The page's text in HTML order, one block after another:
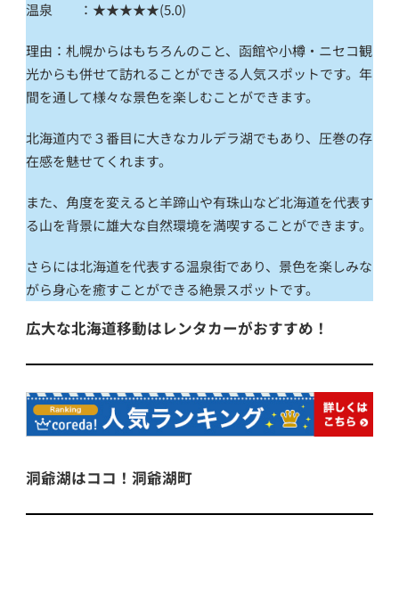
温泉 ：★★★★★(5.0)
理由：札幌からはもちろんのこと、函館や小樽・ニセコ観
光からも併せて訪れることができる人気スポットです。年
間を通して様々な景色を楽しむことができます。
北海道内で３番目に大きなカルデラ湖でもあり、圧巻の存
在感を魅せてくれます。
また、角度を変えると羊蹄山や有珠山など北海道を代表す
る山を背景に雄大な自然環境を満喫することができます。
さらには北海道を代表する温泉街であり、景色を楽しみな
がら身心を癒すことができる絶景スポットです。
広大な北海道移動はレンタカーがおすすめ！
洞爺湖はココ！洞爺湖町